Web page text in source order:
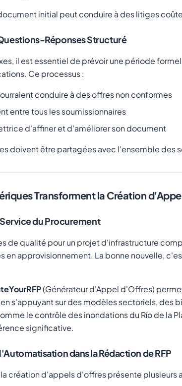
initial peut conduire à des litiges
Réponses Structuré
il est essentiel de prévoir une période
Ce processus :
conduire à des offres non conformes
entre tous les soumissionnaires
d'affiner et d'améliorer son document
doivent être partagées avec l'ensemble des
Transforment la Création
du Procurement
de qualité pour un projet d'infrastructure
en approvisionnement. La bonne nouvelle,
(Générateur d'Appel d'Offres)
s'appuyant sur des modèles sectoriels,
le contrôle des inondations du Río de la
significative.
dans la Rédaction de RFP
création d'appels d'offres présente plusieurs